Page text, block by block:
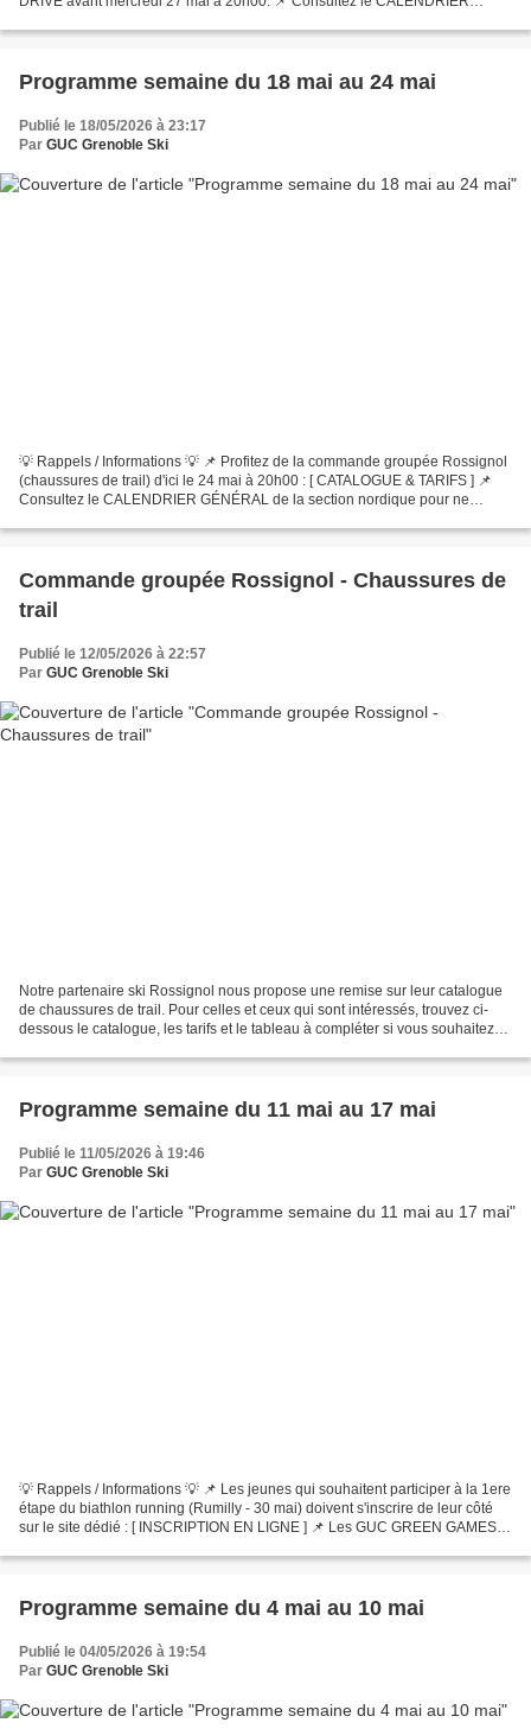
Programme semaine du 18 mai au 24 mai
Publié le 18/05/2026 à 23:17
Par GUC Grenoble Ski
💡 Rappels / Informations 💡 📌 Profitez de la commande groupée Rossignol
(chaussures de trail) d'ici le 24 mai à 20h00 : [ CATALOGUE & TARIFS ] 📌
Consultez le CALENDRIER GÉNÉRAL de la section nordique pour ne
Commande groupée Rossignol - Chaussures de
trail
Publié le 12/05/2026 à 22:57
Par GUC Grenoble Ski
Notre partenaire ski Rossignol nous propose une remise sur leur catalogue
de chaussures de trail. Pour celles et ceux qui sont intéressés, trouvez ci-
dessous le catalogue, les tarifs et le tableau à compléter si vous souhaitez
Programme semaine du 11 mai au 17 mai
Publié le 11/05/2026 à 19:46
Par GUC Grenoble Ski
💡 Rappels / Informations 💡 📌 Les jeunes qui souhaitent participer à la 1ere
étape du biathlon running (Rumilly - 30 mai) doivent s'inscrire de leur côté
sur le site dédié : [ INSCRIPTION EN LIGNE ] 📌 Les GUC GREEN GAMES
Programme semaine du 4 mai au 10 mai
Publié le 04/05/2026 à 19:54
Par GUC Grenoble Ski